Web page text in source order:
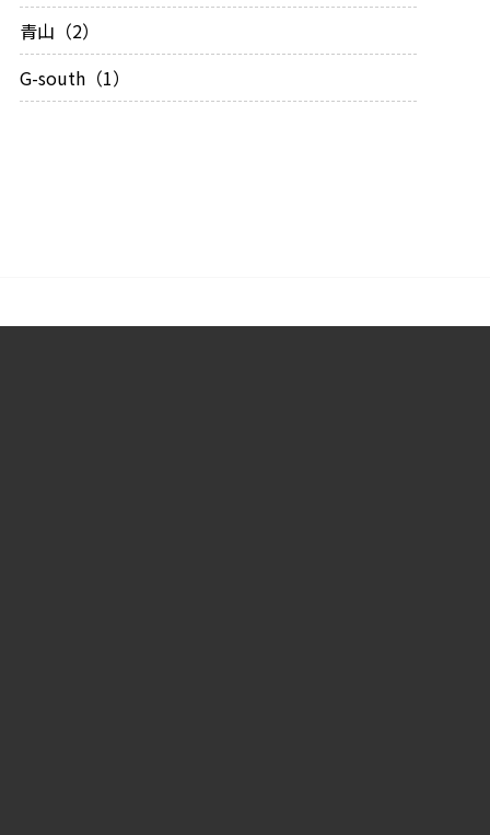
青山（2）
G-south（1）